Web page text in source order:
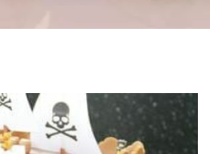
GÂTEAUX À THÈME